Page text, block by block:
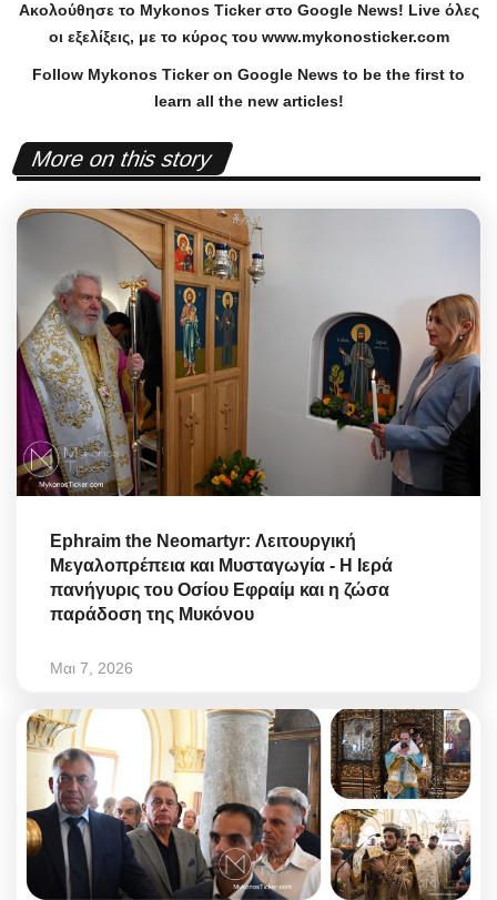
Ακολούθησε το Mykonos Tickerστο Google News! Liveόλες
οι εξελίξεις, με το κύρος του www.mykonosticker.com
Follow Mykonos Ticker on Google News to be the first to
learn all the new articles!
More on this story
Ephraim the Neomartyr: Λειτουργική
Μεγαλοπρέπεια και Μυσταγωγία - Η Ιερά
πανήγυρις του Οσίου Εφραίμ και η ζώσα
παράδοση της Μυκόνου
Μαι 7, 2026